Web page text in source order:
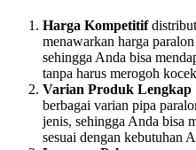
Harga Kompetitif
menawarkan harga
sehingga Anda bisa
tanpa harus merogoh
Varian Produk Lengkap
berbagai varian pipa
jenis, sehingga Anda bisa
sesuai dengan kebutuhan